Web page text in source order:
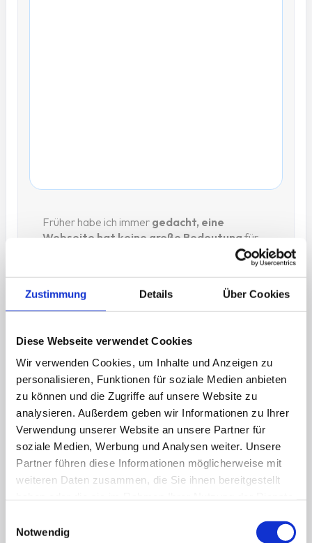
Zustimmung Details Über Cookies
Diese Webseite verwendet Cookies
Wir verwenden Cookies, um Inhalte und Anzeigen zu
personalisieren, Funktionen für soziale Medien anbieten
zu können und die Zugriffe auf unsere Website zu
analysieren. Außerdem geben wir Informationen zu Ihrer
Verwendung unserer Website an unsere Partner für
soziale Medien, Werbung und Analysen weiter. Unsere
Partner führen diese Informationen möglicherweise mit
weiteren Daten zusammen, die Sie ihnen bereitgestellt
Notwendig
19x
Früher habe ich immer gedacht, eine
Webseite hat keine große Bedeutungfür
unser Unternehmen. Hauptsache eine Adresse
im Internet. Der Wechsel zu Curaflow hat mich
Wir haben jetzt eine tolle, professionelle und
wir einehohe Anzahl an Kundenanfragen
und auch Bewerbungen.Die Zusammenarbeit
mit Curaflow ist sehr professionell.Man reagiert
schnell, wir werden ernst genommen und Dinge
werden zügig umgesetzt.
Großartig!
Franziska Amaral
Gesellschafterin NanaCare